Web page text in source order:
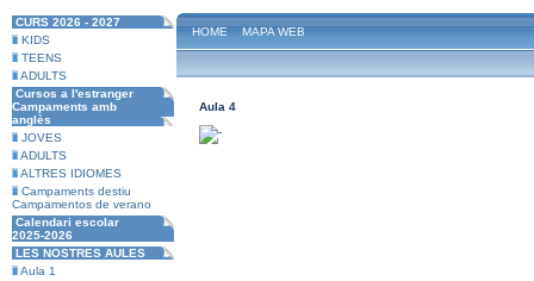
CURS 2026 - 2027
KIDS
TEENS
ADULTS
Cursos a l'estranger
Campaments amb
anglès
JOVES
ADULTS
ALTRES IDIOMES
Campaments destiu
Campamentos de verano
Calendari escolar
2025-2026
LES NOSTRES AULES
Aula 1
HOME MAPA WEB
Aula 4